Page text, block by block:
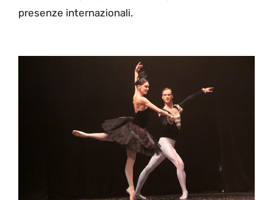
presenze internazionali.